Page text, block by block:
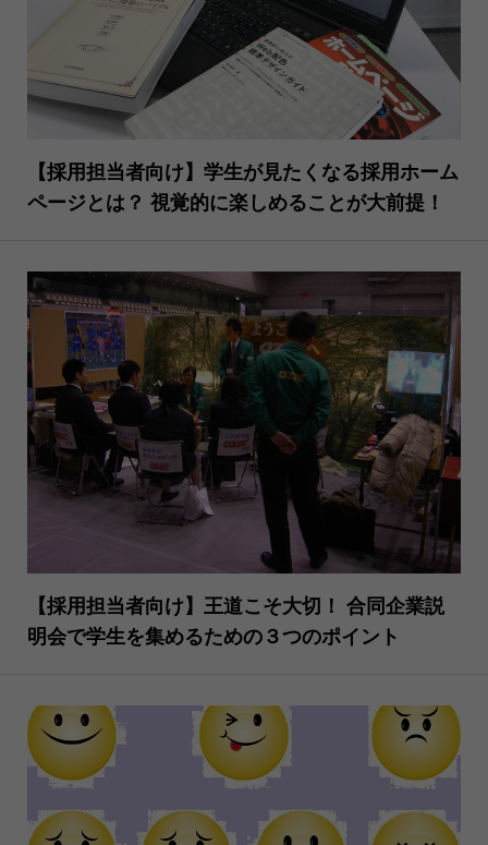
【採用担当者向け】学生が見たくなる採用ホーム
ページとは？ 視覚的に楽しめることが大前提！
【採用担当者向け】王道こそ大切！ 合同企業説
明会で学生を集めるための３つのポイント